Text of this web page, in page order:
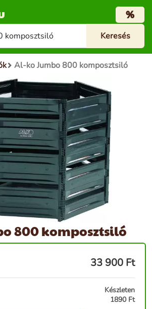
%
Al-ko Jumbo 800 komposztsiló
800 komposztsiló
33 900 Ft
Készleten
1890 Ft